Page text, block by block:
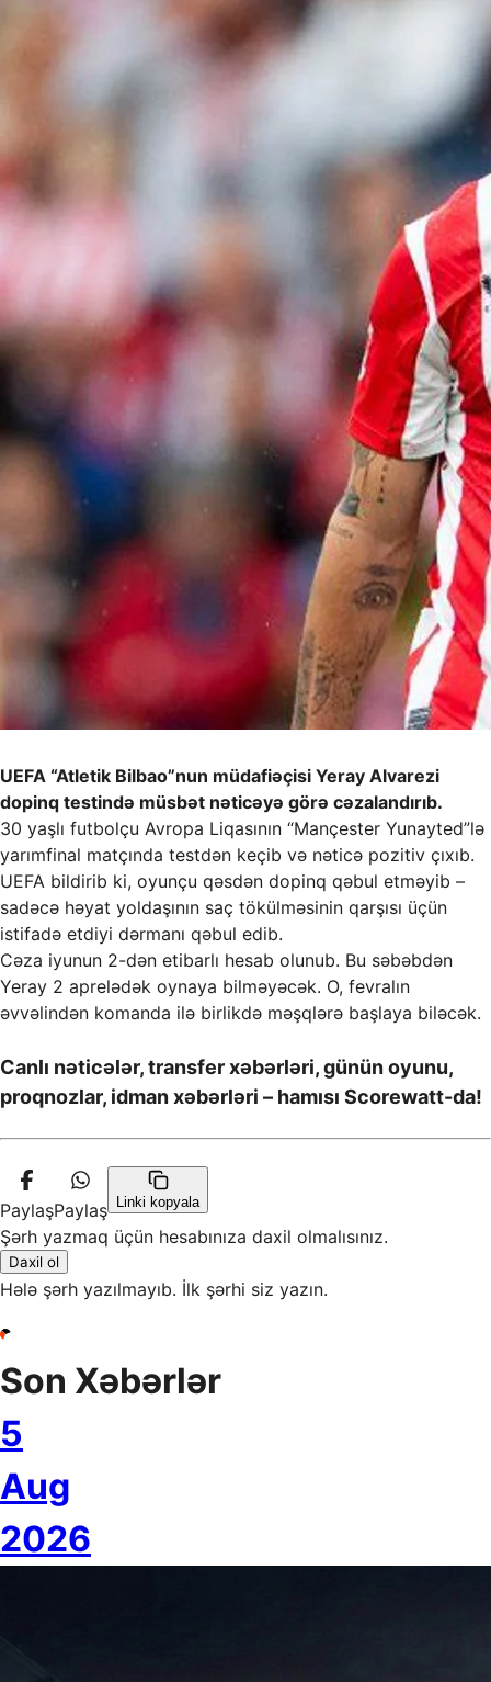
UEFA “Atletik Bilbao”nun müdafiəçisi Yeray Alvarezi
dopinq testində müsbət nəticəyə görə cəzalandırıb.
30 yaşlı futbolçu Avropa Liqasının “Mançester Yunayted”lə
yarımfinal matçında testdən keçib və nəticə pozitiv çıxıb.
UEFA bildirib ki, oyunçu qəsdən dopinq qəbul etməyib –
sadəcə həyat yoldaşının saç tökülməsinin qarşısı üçün
istifadə etdiyi dərmanı qəbul edib.
Cəza iyunun 2-dən etibarlı hesab olunub. Bu səbəbdən
Yeray 2 aprelədək oynaya bilməyəcək. O, fevralın
əvvəlindən komanda ilə birlikdə məşqlərə başlaya biləcək.
Canlı nəticələr, transfer xəbərləri, günün oyunu,
proqnozlar, idman xəbərləri – hamısı Scorewatt-da!
PaylaşPaylaş Linki kopyala
Şərh yazmaq üçün hesabınıza daxil olmalısınız.
Daxil ol
Hələ şərh yazılmayıb. İlk şərhi siz yazın.
Son Xəbərlər
5
Aug
2026